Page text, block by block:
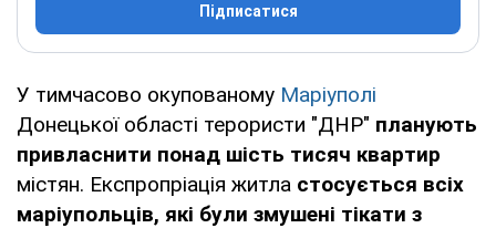
Підписатися
У тимчасово окупованому Маріуполі
Донецької області терористи "ДНР" планують
привласнити понад шість тисяч квартир
містян. Експропріація житла стосується всіх
маріупольців, які були змушені тікати з